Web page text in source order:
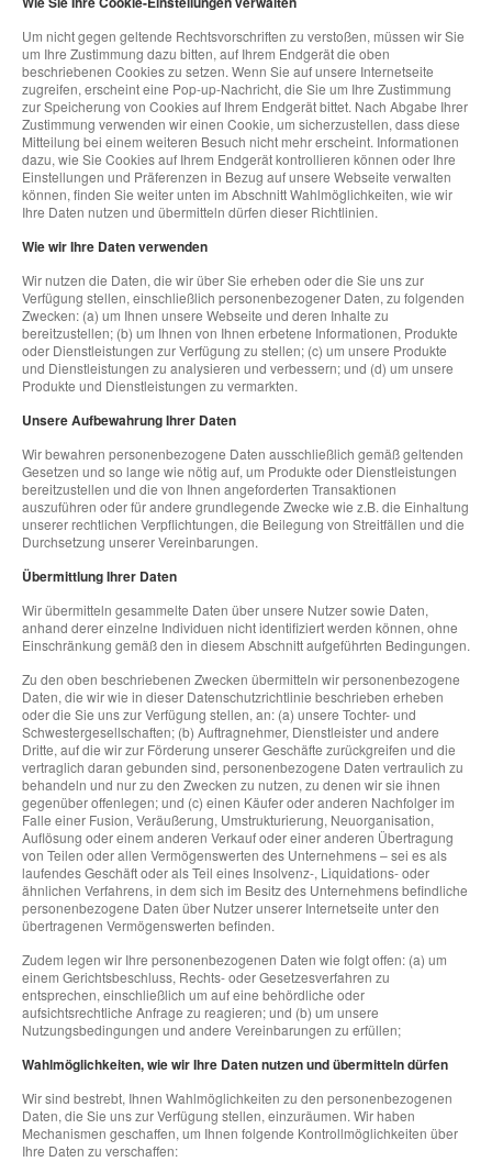
Um nicht gegen geltende Rechtsvorschriften zu verstoßen, müssen wir Sie
um Ihre Zustimmung dazu bitten, auf Ihrem Endgerät die oben
beschriebenen Cookies zu setzen. Wenn Sie auf unsere Internetseite
zugreifen, erscheint eine Pop-up-Nachricht, die Sie um Ihre Zustimmung
zur Speicherung von Cookies auf Ihrem Endgerät bittet. Nach Abgabe Ihrer
Zustimmung verwenden wir einen Cookie, um sicherzustellen, dass diese
Mitteilung bei einem weiteren Besuch nicht mehr erscheint. Informationen
dazu, wie Sie Cookies auf Ihrem Endgerät kontrollieren können oder Ihre
Einstellungen und Präferenzen in Bezug auf unsere Webseite verwalten
können, finden Sie weiter unten im Abschnitt Wahlmöglichkeiten, wie wir
Ihre Daten nutzen und übermitteln dürfen dieser Richtlinien.
Wie wir Ihre Daten verwenden
Wir nutzen die Daten, die wir über Sie erheben oder die Sie uns zur
Verfügung stellen, einschließlich personenbezogener Daten, zu folgenden
Zwecken: (a) um Ihnen unsere Webseite und deren Inhalte zu
bereitzustellen; (b) um Ihnen von Ihnen erbetene Informationen, Produkte
oder Dienstleistungen zur Verfügung zu stellen; (c) um unsere Produkte
und Dienstleistungen zu analysieren und verbessern; und (d) um unsere
Produkte und Dienstleistungen zu vermarkten.
Unsere Aufbewahrung Ihrer Daten
Wir bewahren personenbezogene Daten ausschließlich gemäß geltenden
Gesetzen und so lange wie nötig auf, um Produkte oder Dienstleistungen
bereitzustellen und die von Ihnen angeforderten Transaktionen
auszuführen oder für andere grundlegende Zwecke wie z.B. die Einhaltung
unserer rechtlichen Verpflichtungen, die Beilegung von Streitfällen und die
Durchsetzung unserer Vereinbarungen.
Übermittlung Ihrer Daten
Wir übermitteln gesammelte Daten über unsere Nutzer sowie Daten,
anhand derer einzelne Individuen nicht identifiziert werden können, ohne
Einschränkung gemäß den in diesem Abschnitt aufgeführten Bedingungen.
Zu den oben beschriebenen Zwecken übermitteln wir personenbezogene
Daten, die wir wie in dieser Datenschutzrichtlinie beschrieben erheben
oder die Sie uns zur Verfügung stellen, an: (a) unsere Tochter- und
Schwestergesellschaften; (b) Auftragnehmer, Dienstleister und andere
Dritte, auf die wir zur Förderung unserer Geschäfte zurückgreifen und die
vertraglich daran gebunden sind, personenbezogene Daten vertraulich zu
behandeln und nur zu den Zwecken zu nutzen, zu denen wir sie ihnen
gegenüber offenlegen; und (c) einen Käufer oder anderen Nachfolger im
Falle einer Fusion, Veräußerung, Umstrukturierung, Neuorganisation,
Auflösung oder einem anderen Verkauf oder einer anderen Übertragung
von Teilen oder allen Vermögenswerten des Unternehmens – sei es als
laufendes Geschäft oder als Teil eines Insolvenz-, Liquidations- oder
ähnlichen Verfahrens, in dem sich im Besitz des Unternehmens befindliche
personenbezogene Daten über Nutzer unserer Internetseite unter den
übertragenen Vermögenswerten befinden.
Zudem legen wir Ihre personenbezogenen Daten wie folgt offen: (a) um
einem Gerichtsbeschluss, Rechts- oder Gesetzesverfahren zu
entsprechen, einschließlich um auf eine behördliche oder
aufsichtsrechtliche Anfrage zu reagieren; und (b) um unsere
Nutzungsbedingungen und andere Vereinbarungen zu erfüllen;
Wahlmöglichkeiten, wie wir Ihre Daten nutzen und übermitteln dürfen
Wir sind bestrebt, Ihnen Wahlmöglichkeiten zu den personenbezogenen
Daten, die Sie uns zur Verfügung stellen, einzuräumen. Wir haben
Mechanismen geschaffen, um Ihnen folgende Kontrollmöglichkeiten über
Ihre Daten zu verschaffen: